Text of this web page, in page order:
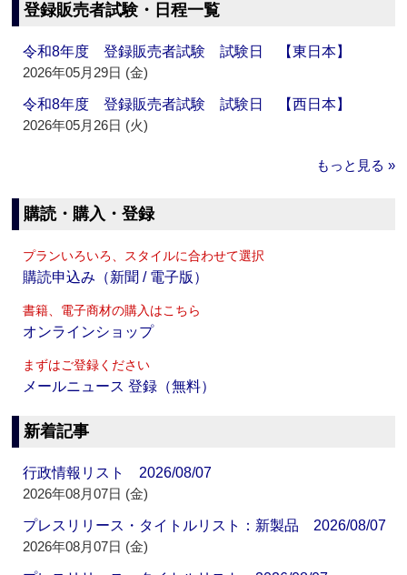
登録販売者試験・日程一覧
令和8年度 登録販売者試験 試験日 【東日本】
2026年05月29日 (金)
令和8年度 登録販売者試験 試験日 【西日本】
2026年05月26日 (火)
もっと見る »
購読・購入・登録
プランいろいろ、スタイルに合わせて選択
購読申込み（新聞 / 電子版）
書籍、電子商材の購入はこちら
オンラインショップ
まずはご登録ください
メールニュース 登録（無料）
新着記事
行政情報リスト 2026/08/07
2026年08月07日 (金)
プレスリリース・タイトルリスト：新製品 2026/08/07
2026年08月07日 (金)